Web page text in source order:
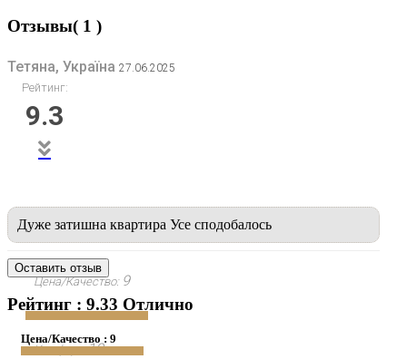
Отзывы( 1 )
Тетяна, Україна 27.06.2025
Рейтинг:
9.3
Цена/Качество: 9
Комфорт:10
Дуже затишна квартира Усе сподобалось
Оставить отзыв
Рейтинг : 9.33 Отлично
Цена/Качество : 9